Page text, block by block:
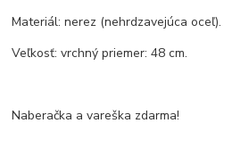
Materiál: nerez (nehrdzavejúca oceľ).
Veľkosť: vrchný priemer: 48 cm.
Naberačka a vareška zdarma!